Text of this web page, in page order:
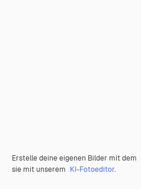
Erstelle deine eigenen Bilder mit dem
sie mit unserem KI-Fotoeditor.